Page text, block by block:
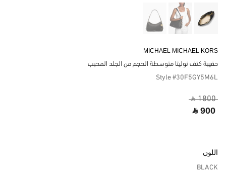
MICHAEL MICHAEL KORS
حقيبة كتف نوليتا متوسطة الحجم من الجلد المحبب
Style #30F5GY5M6L
‎ ⃁ 1800 ‎
‎ ⃁ 900 ‎
اللون
BLACK